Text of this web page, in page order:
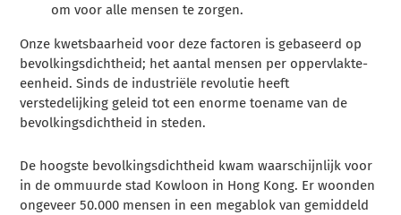
om voor alle mensen te zorgen.
Onze kwetsbaarheid voor deze factoren is gebaseerd op
bevolkingsdichtheid; het aantal mensen per oppervlakte-
eenheid. Sinds de industriële revolutie heeft
verstedelijking geleid tot een enorme toename van de
bevolkingsdichtheid in steden.
De hoogste bevolkingsdichtheid kwam waarschijnlijk voor
in de ommuurde stad Kowloon in Hong Kong. Er woonden
ongeveer 50.000 mensen in een megablok van gemiddeld